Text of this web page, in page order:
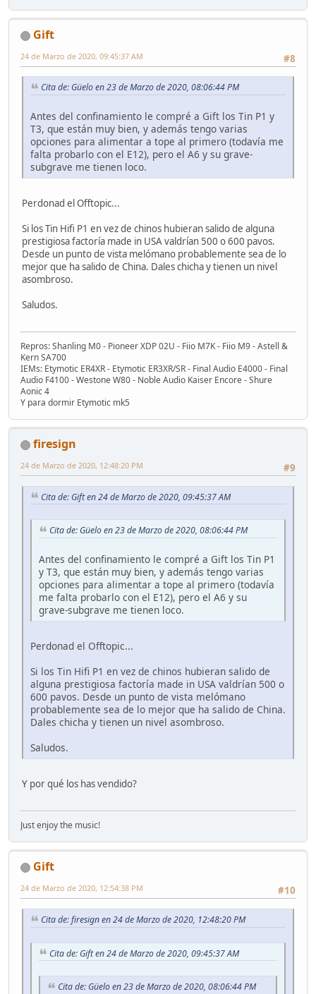
Gift
#8
24 de Marzo de 2020, 09:45:37 AM
Cita de: Güelo en 23 de Marzo de 2020, 08:06:44 PM
Antes del confinamiento le compré a Gift los Tin P1 y
T3, que están muy bien, y además tengo varias
opciones para alimentar a tope al primero (todavía me
falta probarlo con el E12), pero el A6 y su grave-
subgrave me tienen loco.
Perdonad el Offtopic...
Si los Tin Hifi P1 en vez de chinos hubieran salido de alguna
prestigiosa factoría made in USA valdrían 500 o 600 pavos.
Desde un punto de vista melómano probablemente sea de lo
mejor que ha salido de China. Dales chicha y tienen un nivel
asombroso.
Saludos.
Repros: Shanling M0 - Pioneer XDP 02U - Fiio M7K - Fiio M9 - Astell &
Kern SA700
IEMs: Etymotic ER4XR - Etymotic ER3XR/SR - Final Audio E4000 - Final
Audio F4100 - Westone W80 - Noble Audio Kaiser Encore - Shure
Aonic 4
Y para dormir Etymotic mk5
firesign
#9
24 de Marzo de 2020, 12:48:20 PM
Cita de: Gift en 24 de Marzo de 2020, 09:45:37 AM
Cita de: Güelo en 23 de Marzo de 2020, 08:06:44 PM
Antes del confinamiento le compré a Gift los Tin P1
y T3, que están muy bien, y además tengo varias
opciones para alimentar a tope al primero (todavía
me falta probarlo con el E12), pero el A6 y su
grave-subgrave me tienen loco.
Perdonad el Offtopic...
Si los Tin Hifi P1 en vez de chinos hubieran salido de
alguna prestigiosa factoría made in USA valdrían 500 o
600 pavos. Desde un punto de vista melómano
probablemente sea de lo mejor que ha salido de China.
Dales chicha y tienen un nivel asombroso.
Saludos.
Y por qué los has vendido?
Just enjoy the music!
Gift
#10
24 de Marzo de 2020, 12:54:38 PM
Cita de: firesign en 24 de Marzo de 2020, 12:48:20 PM
Cita de: Gift en 24 de Marzo de 2020, 09:45:37 AM
Cita de: Güelo en 23 de Marzo de 2020, 08:06:44 PM